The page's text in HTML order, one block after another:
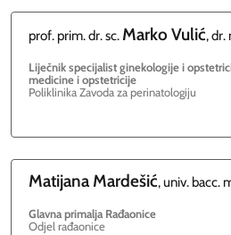
prof. prim. dr. sc. Marko Vulić, dr.
Liječnik specijalist ginekologije i
medicine i opstetricije
Poliklinika Zavoda za perinatologiju
Matijana Mardešić, univ. bacc.
Glavna primalja Rađaonice
Odjel rađaonice